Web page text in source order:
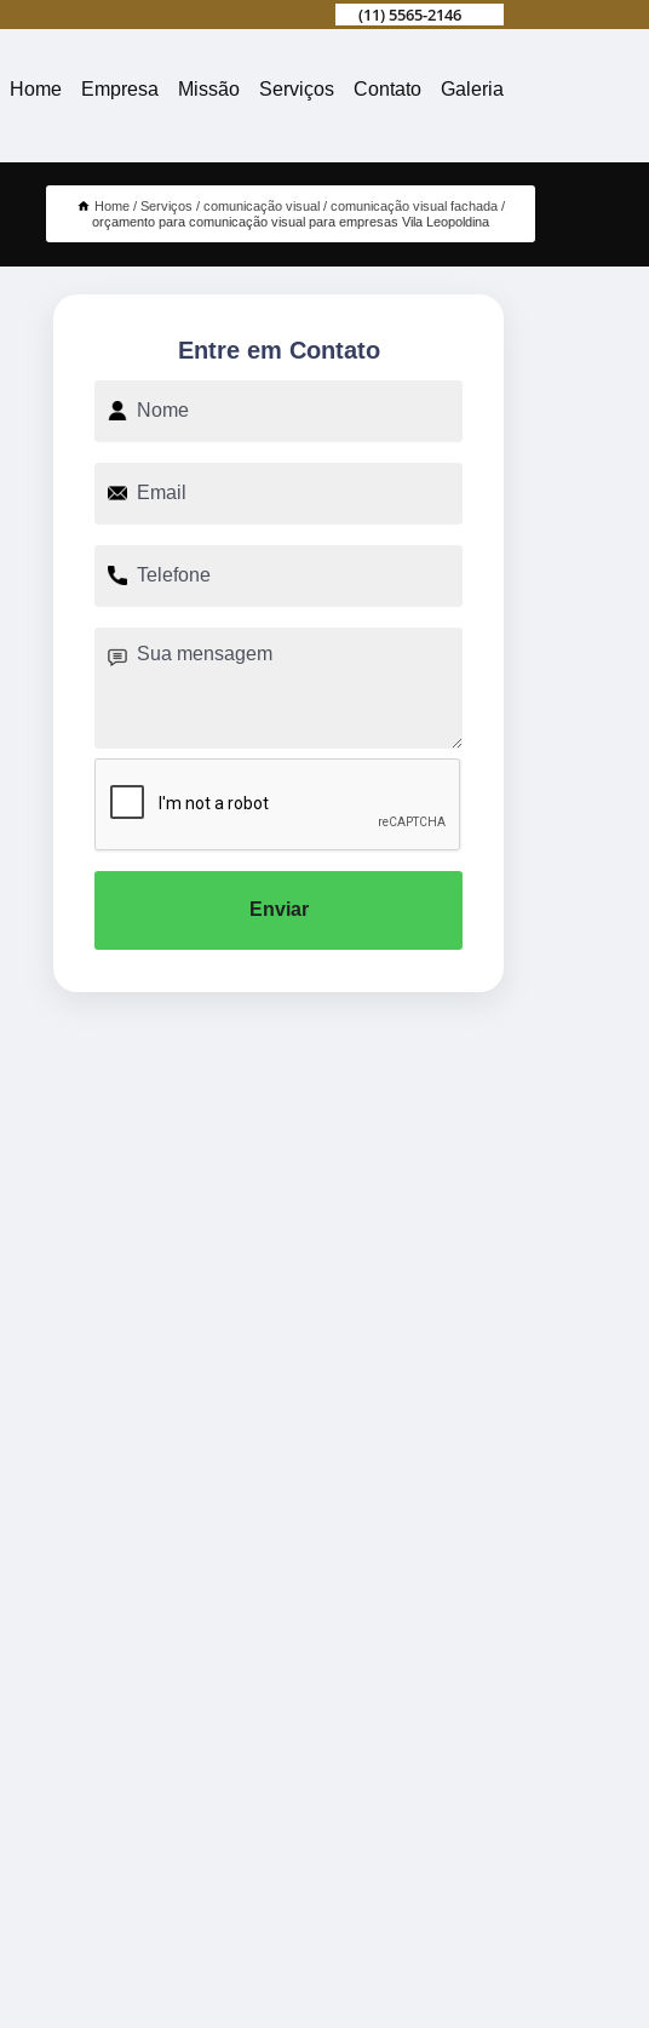
(11) 5565-2146
Home Empresa Missão Serviços Contato Galeria
Home Serviços comunicação visual
comunicação visual fachada
orçamento para comunicação visual para empresas Vila Leopoldina
Entre em Contato
Enviar